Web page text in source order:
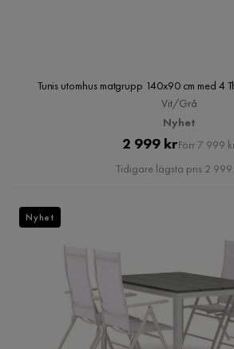
Tunis utomhus matgrupp 140x90 cm med 4
Vit/Grå
Nyhet
Pris
2 999 krOriginal
Pris
Förr 7 999
Tidigare lägsta pris 2 999
Nyhet